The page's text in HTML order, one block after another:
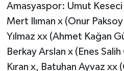
Amasyaspor: Umut Keseci
Mert Ilıman x (Onur
Yılmaz xx (Ahmet Kağan
Berkay Arslan x (Enes
Kıran x, Batuhan Ayvaz